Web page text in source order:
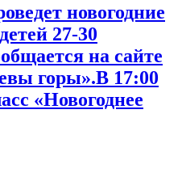
новогодние
27-30
на сайте
горы».В 17:00
«Новогоднее